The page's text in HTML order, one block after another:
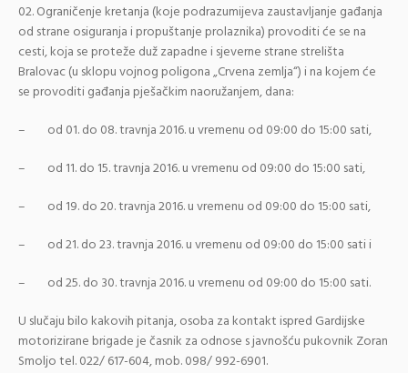
Ograničenje kretanja (koje podrazumijeva zaustavljanje gađanja
od strane osiguranja i propuštanje prolaznika) provoditi će se na
cesti, koja se proteže duž zapadne i sjeverne strane strelišta
Bralovac (u sklopu vojnog poligona „Crvena zemlja“) i na kojem će
se provoditi gađanja pješačkim naoružanjem, dana:
– od 01. do 08. travnja 2016. u vremenu od 09:00 do 15:00 sati,
– od 11. do 15. travnja 2016. u vremenu od 09:00 do 15:00 sati,
– od 19. do 20. travnja 2016. u vremenu od 09:00 do 15:00 sati,
– od 21. do 23. travnja 2016. u vremenu od 09:00 do 15:00 sati i
– od 25. do 30. travnja 2016. u vremenu od 09:00 do 15:00 sati.
U slučaju bilo kakovih pitanja, osoba za kontakt ispred Gardijske
motorizirane brigade je časnik za odnose s javnošću pukovnik Zoran
Smoljo tel. 022/ 617-604, mob. 098/ 992-6901.